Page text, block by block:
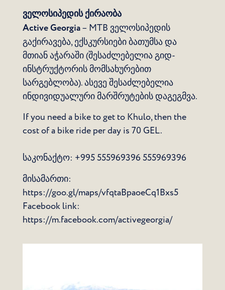
ველოსიპედის ქირაობა
Active Georgia– MTB ველოსიპედის
გაქირავება, ექსკურსიები ბათუმსა და
მთიან აჭარაში (შესაძლებელია გიდ-
ინსტრუქტორის მომსახურებით
სარგებლობა). ასევე შესაძლებელია
ინდივიდუალური მარშრუტების დაგეგმვა.
If you need a bike to get to Khulo, then the
cost of a bike ride per day is 70 GEL.
საკონაქტო: +995 555969396 555969396
მისამართი:
https://goo.gl/maps/vfqtaBpaoeCq1Bxs5
Facebook link:
https://m.facebook.com/activegeorgia/